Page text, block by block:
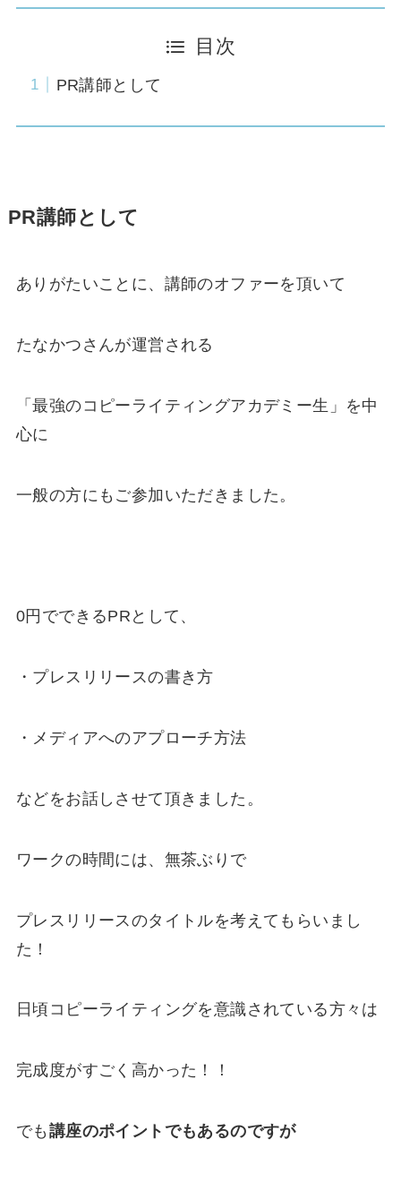
目次
PR講師として
PR講師として
ありがたいことに、講師のオファーを頂いて
たなかつさんが運営される
「最強のコピーライティングアカデミー生」を中
心に
一般の方にもご参加いただきました。
0円でできるPRとして、
・プレスリリースの書き方
・メディアへのアプローチ方法
などをお話しさせて頂きました。
ワークの時間には、無茶ぶりで
プレスリリースのタイトルを考えてもらいまし
た！
日頃コピーライティングを意識されている方々は
完成度がすごく高かった！！
でも 講座のポイントでもあるのですが